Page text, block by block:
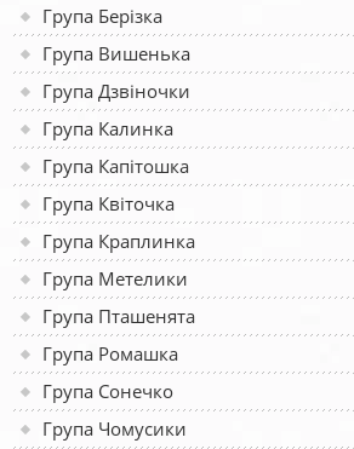
Група Берізка
Група Вишенька
Група Дзвіночки
Група Калинка
Група Капітошка
Група Квіточка
Група Краплинка
Група Метелики
Група Пташенята
Група Ромашка
Група Сонечко
Група Чомусики